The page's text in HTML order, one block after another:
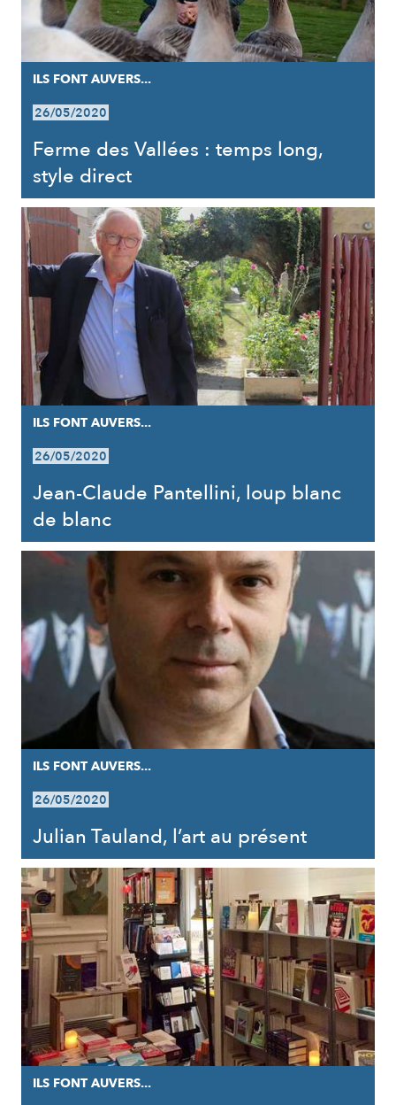
ILS FONT AUVERS...
26/05/2020
Ferme des Vallées : temps long,
style direct
ILS FONT AUVERS...
26/05/2020
Jean-Claude Pantellini, loup blanc
de blanc
ILS FONT AUVERS...
26/05/2020
Julian Tauland, l’art au présent
ILS FONT AUVERS...